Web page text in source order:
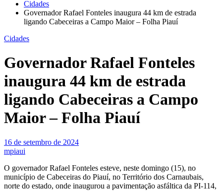
Cidades
Governador Rafael Fonteles inaugura 44 km de estrada
ligando Cabeceiras a Campo Maior – Folha Piauí
Cidades
Governador Rafael Fonteles
inaugura 44 km de estrada
ligando Cabeceiras a Campo
Maior – Folha Piauí
16 de setembro de 2024
mpiaui
O governador Rafael Fonteles esteve, neste domingo (15), no
município de Cabeceiras do Piauí, no Território dos Carnaubais,
norte do estado, onde inaugurou a pavimentação asfáltica da PI-114,